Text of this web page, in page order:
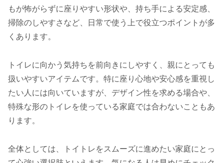
もが怖がらずに座りやすい形状や、持ち手による安定感、
掃除のしやすさなど、日常で使う上で役立つポイントが多
くあります。
トイレに向かう気持ちを前向きにしやすく、親にとっても
扱いやすいアイテムです。特に座り心地や安心感を重視し
たい人には向いていますが、デザイン性を求める場合や、
特殊な形のトイレを使っている家庭では合わないこともあ
ります。
全体としては、トイトレをスムーズに進めたい家庭にとっ